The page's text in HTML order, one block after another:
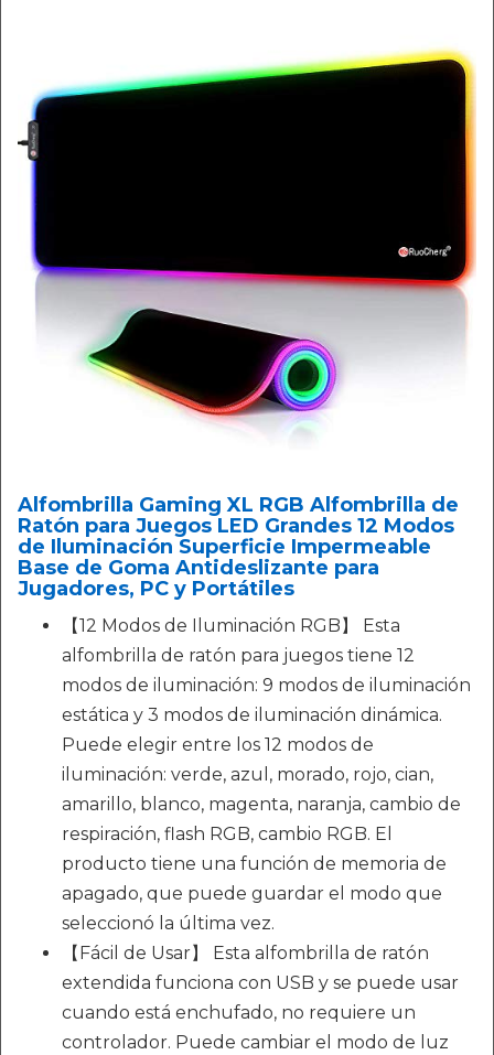
Alfombrilla Gaming XL RGB Alfombrilla de
Ratón para Juegos LED Grandes 12 Modos
de Iluminación Superficie Impermeable
Base de Goma Antideslizante para
Jugadores, PC y Portátiles
【12 Modos de Iluminación RGB】 Esta
alfombrilla de ratón para juegos tiene 12
modos de iluminación: 9 modos de iluminación
estática y 3 modos de iluminación dinámica.
Puede elegir entre los 12 modos de
iluminación: verde, azul, morado, rojo, cian,
amarillo, blanco, magenta, naranja, cambio de
respiración, flash RGB, cambio RGB. El
producto tiene una función de memoria de
apagado, que puede guardar el modo que
seleccionó la última vez.
【Fácil de Usar】 Esta alfombrilla de ratón
extendida funciona con USB y se puede usar
cuando está enchufado, no requiere un
controlador. Puede cambiar el modo de luz